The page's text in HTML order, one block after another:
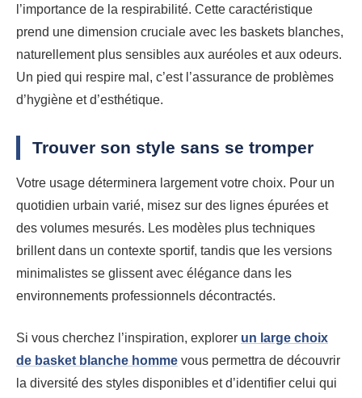
l’importance de la respirabilité. Cette caractéristique
prend une dimension cruciale avec les baskets blanches,
naturellement plus sensibles aux auréoles et aux odeurs.
Un pied qui respire mal, c’est l’assurance de problèmes
d’hygiène et d’esthétique.
Trouver son style sans se tromper
Votre usage déterminera largement votre choix. Pour un
quotidien urbain varié, misez sur des lignes épurées et
des volumes mesurés. Les modèles plus techniques
brillent dans un contexte sportif, tandis que les versions
minimalistes se glissent avec élégance dans les
environnements professionnels décontractés.
Si vous cherchez l’inspiration, explorer un large choix
de basket blanche homme vous permettra de découvrir
la diversité des styles disponibles et d’identifier celui qui